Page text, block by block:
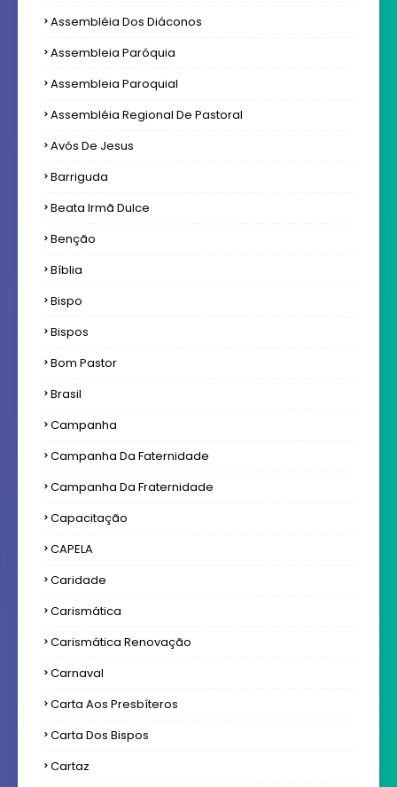
Assembléia Dos Diáconos
Assembleia Paróquia
Assembleia Paroquial
Assembléia Regional De Pastoral
Avós De Jesus
Barriguda
Beata Irmã Dulce
Benção
Bíblia
Bispo
Bispos
Bom Pastor
Brasil
Campanha
Campanha Da Faternidade
Campanha Da Fraternidade
Capacitação
CAPELA
Caridade
Carismática
Carismática Renovação
Carnaval
Carta Aos Presbíteros
Carta Dos Bispos
Cartaz